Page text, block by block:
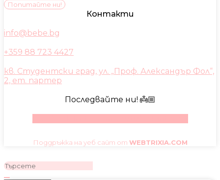
Попитайте ни!
Контакти
info@bebe.bg
+359 88 723 4427
кв. Студентски град, ул. „Проф. Александър Фол“,
2, ет. партер
Последвайте ни! 👼🏼
Поддръжка на уеб сайт от WEBTRIXIA.COM